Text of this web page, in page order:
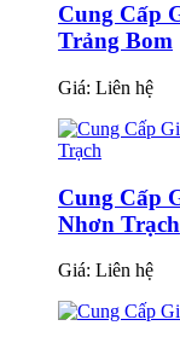
Cung Cấp
Trảng Bom
Giá: Liên hệ
Cung Cấp
Nhơn Trạch
Giá: Liên hệ